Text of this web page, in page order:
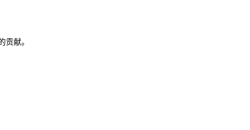
贡献。